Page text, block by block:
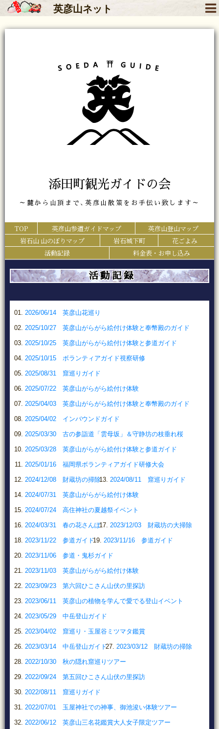
英彦山ネット
添田町観光ガイドの会
～麓から山頂まで､英彦山散策をお手伝い致します～
TOP 英彦山参道ガイドマップ
英彦山登山マップ
岩石山 山のぼりマップ
岩石城下町
花ごよみ
活動記録
料金表・お申し込み
活動記録
2026/06/14 英彦山花巡り
2025/10/27 英彦山がらがら絵付け体験と奉幣殿のガイド
2025/10/25 英彦山がらがら絵付け体験と参道ガイド
2025/10/15 ボランティアガイド視察研修
2025/08/31 窟巡りガイド
2025/07/22 英彦山がらがら絵付け体験
2025/04/03 英彦山がらがら絵付け体験と奉幣殿のガイド
2025/04/02 インバウンドガイド
2025/03/30 古の参詣道「雲母坂」＆守静坊の枝垂れ桜
2025/03/28 英彦山がらがら絵付け体験と参道ガイド
2025/01/16 福岡県ボランティアガイド研修大会
2024/12/08 財蔵坊の掃除 2024/08/11 窟巡りガイド
2024/07/31 英彦山がらがら絵付け体験
2024/07/24 高住神社の夏越祭イベント
2024/03/31 春の花さんぽ 2023/12/03 財蔵坊の大掃除
2023/11/22 参道ガイド 2023/11/16 参道ガイド
2023/11/06 参道・鬼杉ガイド
2023/11/03 英彦山がらがら絵付け体験
2023/09/23 第六回ひこさん山伏の里探訪
2023/06/11 英彦山の植物を学んで愛でる登山イベント
2023/05/29 中岳登山ガイド
2023/04/02 窟巡り・玉屋谷ミツマタ鑑賞
2023/03/14 中岳登山ガイド 2023/03/12 財蔵坊の掃除
2022/10/30 秋の隠れ窟巡りツアー
2022/09/24 第五回ひこさん山伏の里探訪
2022/08/11 窟巡りガイド
2022/07/01 玉屋神社での神事、御池浚い体験ツアー
2022/06/12 英彦山三名花鑑賞大人女子限定ツアー